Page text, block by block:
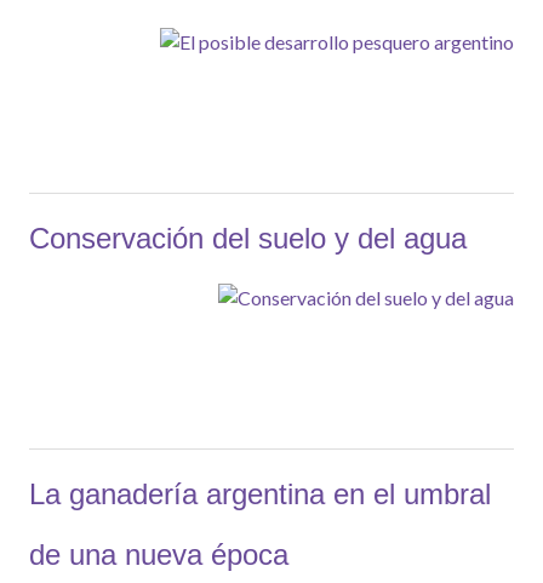
Conservación del suelo y del agua
La ganadería argentina en el umbral
de una nueva época